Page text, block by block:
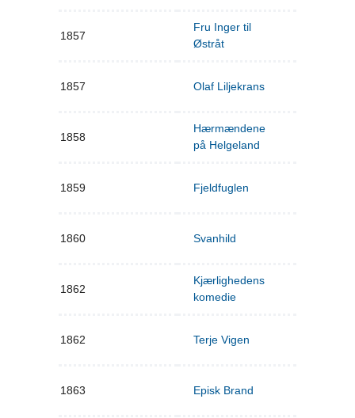
1857
Fru Inger til
Østråt
1857 Olaf Liljekrans
1858
Hærmændene
på Helgeland
1859 Fjeldfuglen
1860 Svanhild
1862
Kjærlighedens
komedie
1862 Terje Vigen
1863 Episk Brand